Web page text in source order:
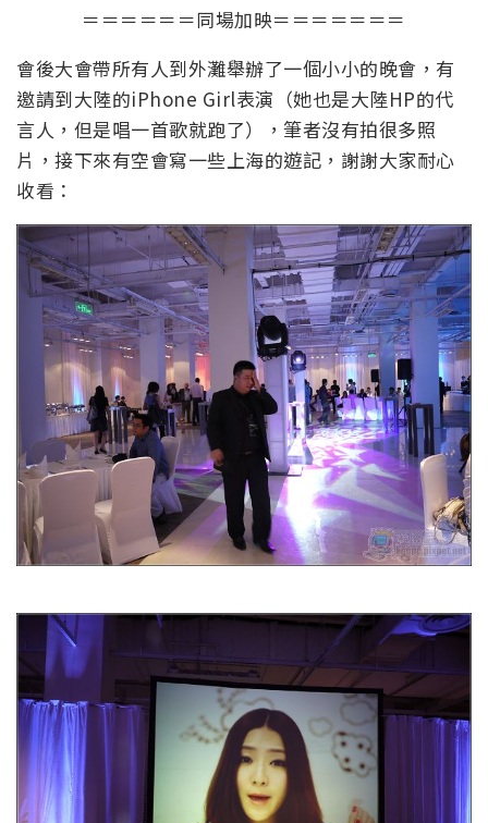
＝＝＝＝＝＝同場加映＝＝＝＝＝＝＝
會後大會帶所有人到外灘舉辦了一個小小的晚會，有
邀請到大陸的iPhone Girl表演（她也是大陸HP的代
言人，但是唱一首歌就跑了），筆者沒有拍很多照
片，接下來有空會寫一些上海的遊記，謝謝大家耐心
收看：